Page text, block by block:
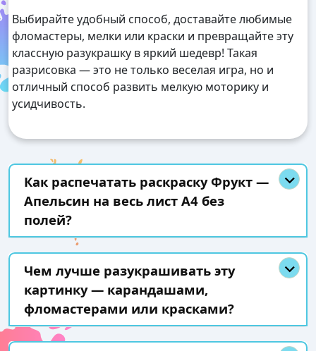
Выбирайте удобный способ, доставайте любимые
фломастеры, мелки или краски и превращайте эту
классную разукрашку в яркий шедевр! Такая
разрисовка — это не только веселая игра, но и
отличный способ развить мелкую моторику и
усидчивость.
Как распечатать раскраску Фрукт —
Апельсин на весь лист А4 без
полей?
Чем лучше разукрашивать эту
картинку — карандашами,
фломастерами или красками?